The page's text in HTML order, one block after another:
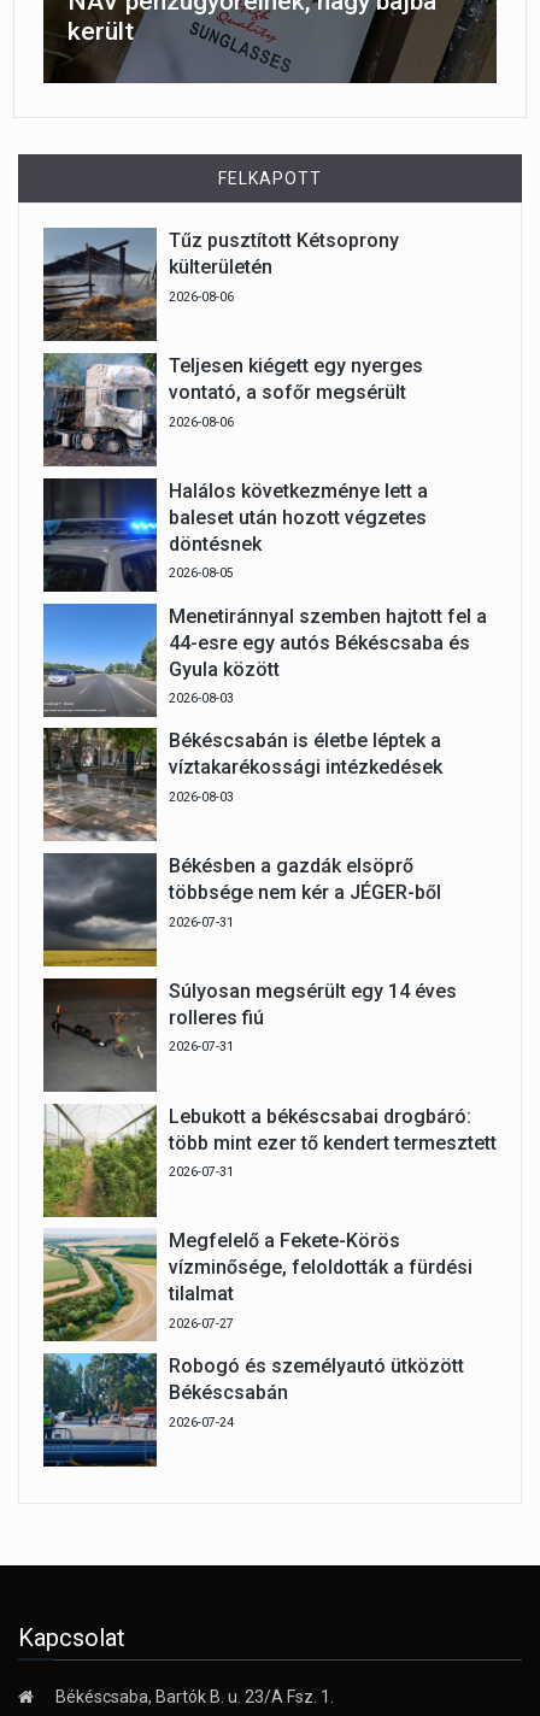
került
FELKAPOTT
Tűz pusztított Kétsoprony
külterületén
2026-08-06
Teljesen kiégett egy nyerges
vontató, a sofőr megsérült
2026-08-06
Halálos következménye lett a
baleset után hozott végzetes
döntésnek
2026-08-05
Menetiránnyal szemben hajtott fel a
44-esre egy autós Békéscsaba és
Gyula között
2026-08-03
Békéscsabán is életbe léptek a
víztakarékossági intézkedések
2026-08-03
Békésben a gazdák elsöprő
többsége nem kér a JÉGER-ből
2026-07-31
Súlyosan megsérült egy 14 éves
rolleres fiú
2026-07-31
Lebukott a békéscsabai drogbáró:
több mint ezer tő kendert termesztett
2026-07-31
Megfelelő a Fekete-Körös
vízminősége, feloldották a fürdési
tilalmat
2026-07-27
Robogó és személyautó ütközött
Békéscsabán
2026-07-24
Kapcsolat
Békéscsaba, Bartók B. u. 23/A Fsz. 1.